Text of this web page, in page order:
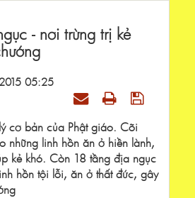
- nơi trừng trị kẻ
05:25
cơ bản của Phật giáo. Cõi
những linh hồn ăn ở hiền lành,
kẻ khó. Còn 18 tầng địa ngục
hồn tội lỗi, ăn ở thất đức, gây